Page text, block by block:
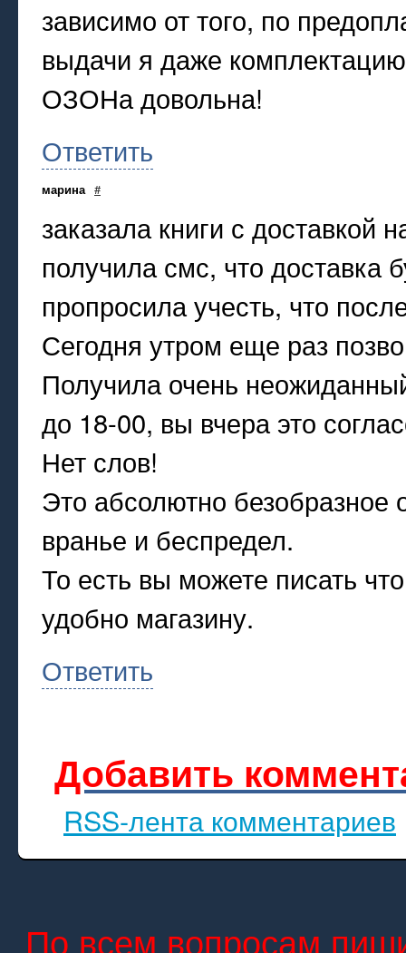
зависимо от того, по
выдачи я даже
ОЗОНа довольна!
Ответить
марина #
заказала книги с доставкой
получила смс, что доставка
пропросила учесть, что
Сегодня утром еще раз
Получила очень
до 18-00, вы вчера это
Нет слов!
Это абсолютно безобразное
вранье и беспредел.
То есть вы можете писать
удобно магазину.
Ответить
Добавить
RSS-лента комментариев
По всем вопросам